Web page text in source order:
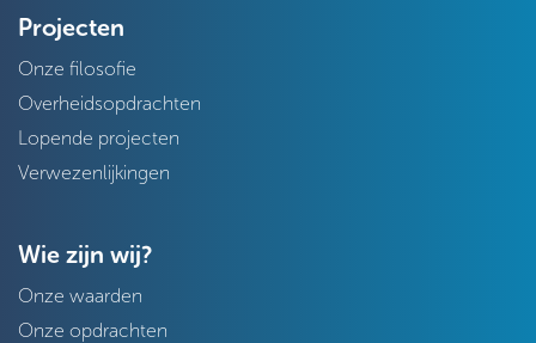
Projecten
Onze filosofie
Overheidsopdrachten
Lopende projecten
Verwezenlijkingen
Wie zijn wij?
Onze waarden
Onze opdrachten